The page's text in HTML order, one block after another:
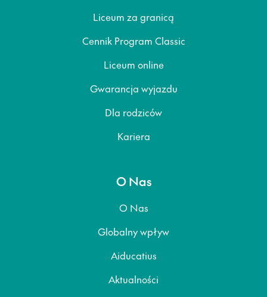
Liceum za granicą
Cennik Program Classic
Liceum online
Gwarancja wyjazdu
Dla rodziców
Kariera
O Nas
O Nas
Globalny wpływ
Aiducatius
Aktualności